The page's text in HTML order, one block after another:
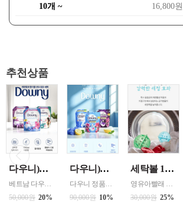
10개 ~ 16,800원
추천상품
다우니)세탁세제 1.8리터 리필 _{3입 한박스단위판매 } 인도어 드라이(실내건조) / 썬라이즈 프레시 / 미스티크 / 가든볼륨
50,000원 20%
다우니)섬유유연제 3리터 프레쉬 리필 _{ 4입 한박스단위 판매 } 선라이즈 / 프레쉬 브리즈 / 미스티크
90,000원 10%
세탁볼 1개 500회 1년사용 살균 세정 탈취작용 중금속 및 스케일 방지 색상랜덤
30,000원 25%